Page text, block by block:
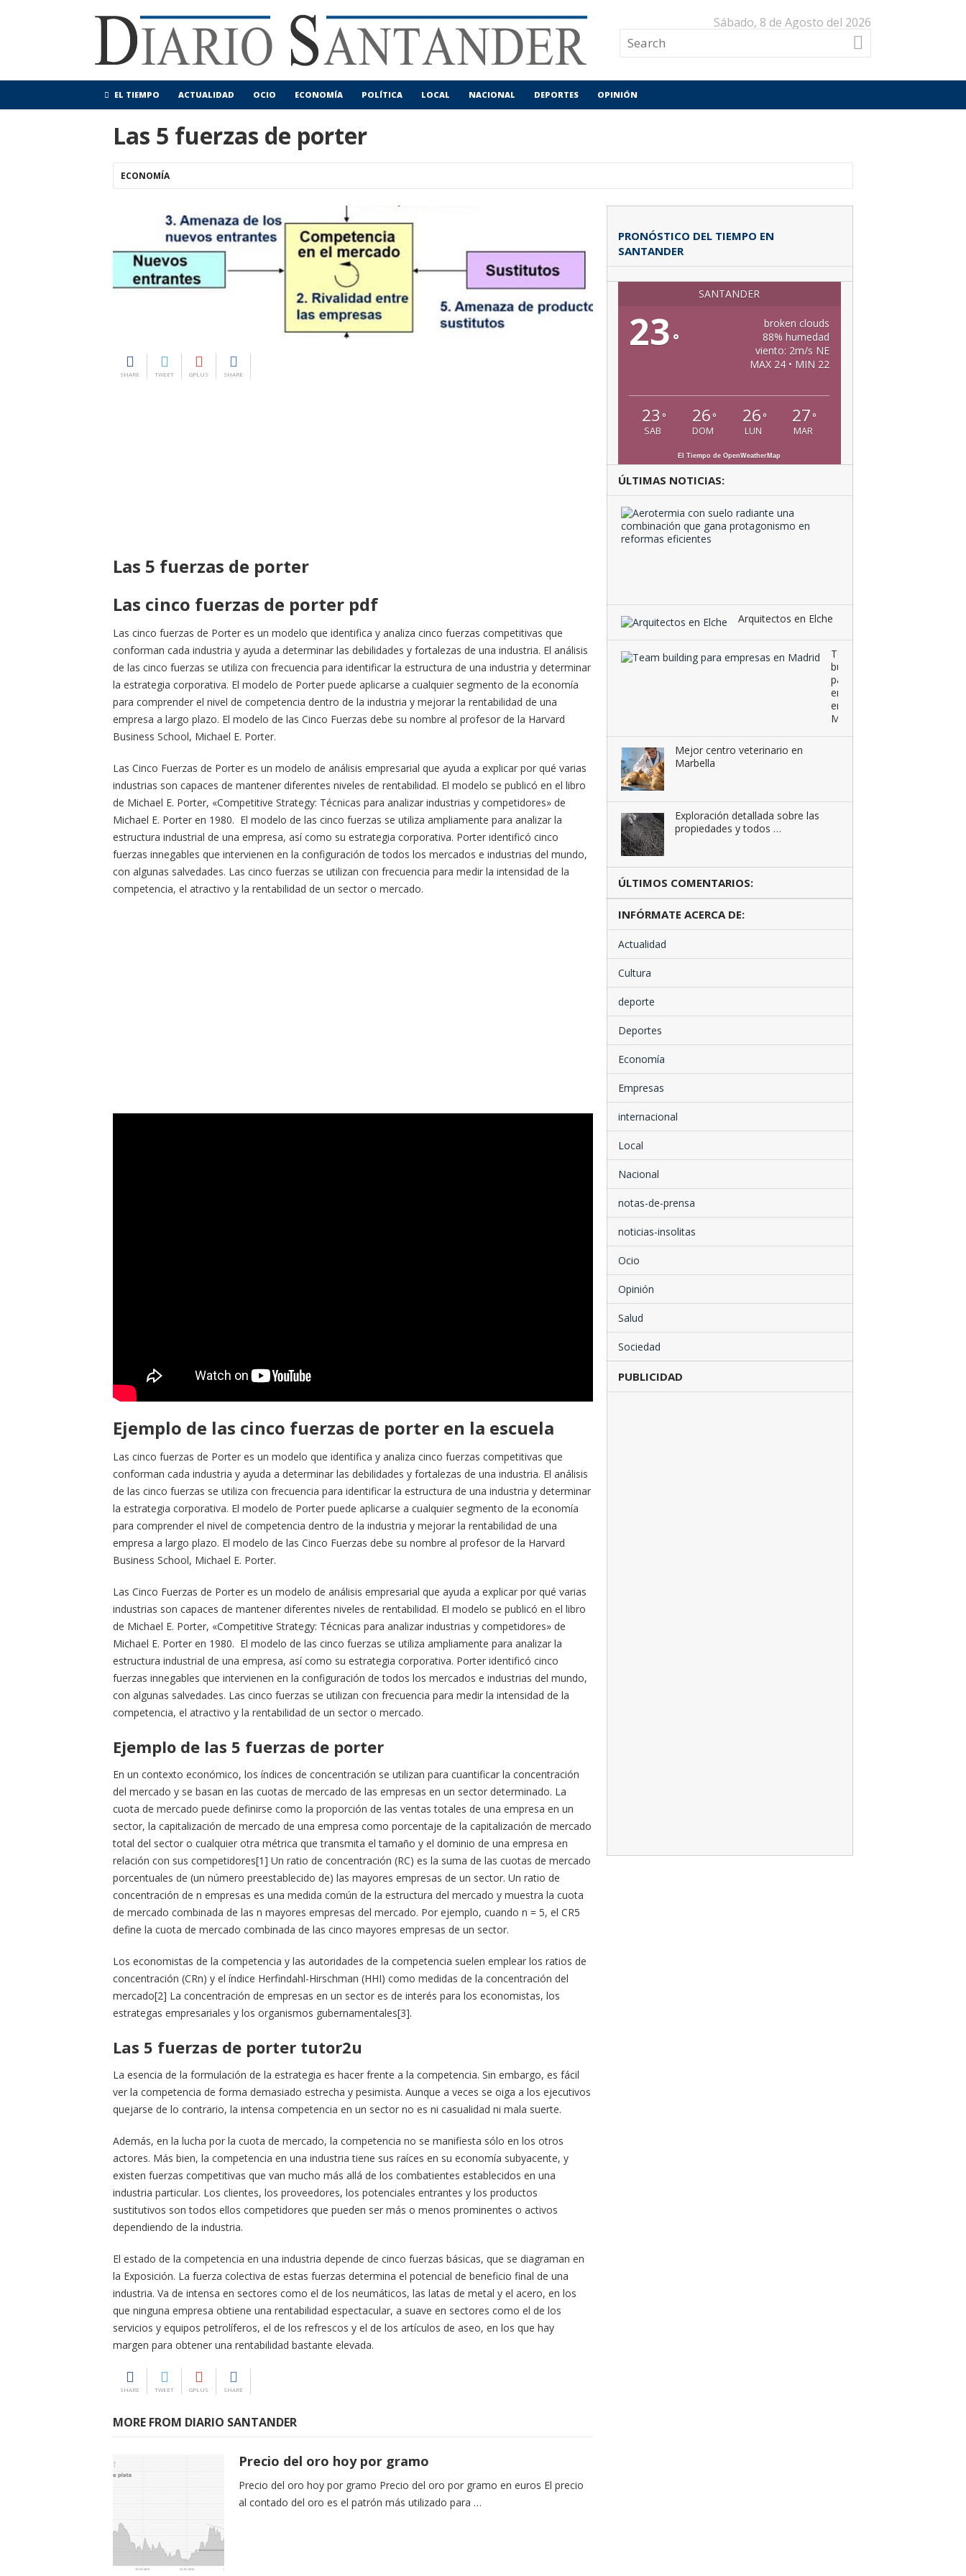
Sábado, 8 de Agosto del 2026
EL TIEMPO ACTUALIDAD OCIO ECONOMÍA POLÍTICA LOCAL NACIONAL DEPORTES OPINIÓN
Las 5 fuerzas de porter
ECONOMÍA
SHARE TWEET GPLUS SHARE
Las 5 fuerzas de porter
Las cinco fuerzas de porter pdf
Las cinco fuerzas de Porter es un modelo que identifica y analiza cinco fuerzas competitivas que
conforman cada industria y ayuda a determinar las debilidades y fortalezas de una industria. El análisis
de las cinco fuerzas se utiliza con frecuencia para identificar la estructura de una industria y determinar
la estrategia corporativa. El modelo de Porter puede aplicarse a cualquier segmento de la economía
para comprender el nivel de competencia dentro de la industria y mejorar la rentabilidad de una
empresa a largo plazo. El modelo de las Cinco Fuerzas debe su nombre al profesor de la Harvard
Business School, Michael E. Porter.
Las Cinco Fuerzas de Porter es un modelo de análisis empresarial que ayuda a explicar por qué varias
industrias son capaces de mantener diferentes niveles de rentabilidad. El modelo se publicó en el libro
de Michael E. Porter, «Competitive Strategy: Técnicas para analizar industrias y competidores» de
Michael E. Porter en 1980. El modelo de las cinco fuerzas se utiliza ampliamente para analizar la
estructura industrial de una empresa, así como su estrategia corporativa. Porter identificó cinco
fuerzas innegables que intervienen en la configuración de todos los mercados e industrias del mundo,
con algunas salvedades. Las cinco fuerzas se utilizan con frecuencia para medir la intensidad de la
competencia, el atractivo y la rentabilidad de un sector o mercado.
Ejemplo de las cinco fuerzas de porter en la escuela
Las cinco fuerzas de Porter es un modelo que identifica y analiza cinco fuerzas competitivas que
conforman cada industria y ayuda a determinar las debilidades y fortalezas de una industria. El análisis
de las cinco fuerzas se utiliza con frecuencia para identificar la estructura de una industria y determinar
la estrategia corporativa. El modelo de Porter puede aplicarse a cualquier segmento de la economía
para comprender el nivel de competencia dentro de la industria y mejorar la rentabilidad de una
empresa a largo plazo. El modelo de las Cinco Fuerzas debe su nombre al profesor de la Harvard
Business School, Michael E. Porter.
Las Cinco Fuerzas de Porter es un modelo de análisis empresarial que ayuda a explicar por qué varias
industrias son capaces de mantener diferentes niveles de rentabilidad. El modelo se publicó en el libro
de Michael E. Porter, «Competitive Strategy: Técnicas para analizar industrias y competidores» de
Michael E. Porter en 1980. El modelo de las cinco fuerzas se utiliza ampliamente para analizar la
estructura industrial de una empresa, así como su estrategia corporativa. Porter identificó cinco
fuerzas innegables que intervienen en la configuración de todos los mercados e industrias del mundo,
con algunas salvedades. Las cinco fuerzas se utilizan con frecuencia para medir la intensidad de la
competencia, el atractivo y la rentabilidad de un sector o mercado.
Ejemplo de las 5 fuerzas de porter
En un contexto económico, los índices de concentración se utilizan para cuantificar la concentración
del mercado y se basan en las cuotas de mercado de las empresas en un sector determinado. La
cuota de mercado puede definirse como la proporción de las ventas totales de una empresa en un
sector, la capitalización de mercado de una empresa como porcentaje de la capitalización de mercado
total del sector o cualquier otra métrica que transmita el tamaño y el dominio de una empresa en
relación con sus competidores[1] Un ratio de concentración (RC) es la suma de las cuotas de mercado
porcentuales de (un número preestablecido de) las mayores empresas de un sector. Un ratio de
concentración de n empresas es una medida común de la estructura del mercado y muestra la cuota
de mercado combinada de las n mayores empresas del mercado. Por ejemplo, cuando n = 5, el CR5
define la cuota de mercado combinada de las cinco mayores empresas de un sector.
Los economistas de la competencia y las autoridades de la competencia suelen emplear los ratios de
concentración (CRn) y el índice Herfindahl-Hirschman (HHI) como medidas de la concentración del
mercado[2] La concentración de empresas en un sector es de interés para los economistas, los
estrategas empresariales y los organismos gubernamentales[3].
Las 5 fuerzas de porter tutor2u
La esencia de la formulación de la estrategia es hacer frente a la competencia. Sin embargo, es fácil
ver la competencia de forma demasiado estrecha y pesimista. Aunque a veces se oiga a los ejecutivos
quejarse de lo contrario, la intensa competencia en un sector no es ni casualidad ni mala suerte.
Además, en la lucha por la cuota de mercado, la competencia no se manifiesta sólo en los otros
actores. Más bien, la competencia en una industria tiene sus raíces en su economía subyacente, y
existen fuerzas competitivas que van mucho más allá de los combatientes establecidos en una
industria particular. Los clientes, los proveedores, los potenciales entrantes y los productos
sustitutivos son todos ellos competidores que pueden ser más o menos prominentes o activos
dependiendo de la industria.
El estado de la competencia en una industria depende de cinco fuerzas básicas, que se diagraman en
la Exposición. La fuerza colectiva de estas fuerzas determina el potencial de beneficio final de una
industria. Va de intensa en sectores como el de los neumáticos, las latas de metal y el acero, en los
que ninguna empresa obtiene una rentabilidad espectacular, a suave en sectores como el de los
servicios y equipos petrolíferos, el de los refrescos y el de los artículos de aseo, en los que hay
margen para obtener una rentabilidad bastante elevada.
SHARE TWEET GPLUS SHARE
MORE FROM DIARIO SANTANDER
Precio del oro hoy por gramo
Precio del oro hoy por gramo Precio del oro por gramo en euros El precio
al contado del oro es el patrón más utilizado para …
PRONÓSTICO DEL TIEMPO EN
SANTANDER
SANTANDER
23 °
broken clouds
88% humedad
viento: 2m/s NE
MAX 24 • MIN 22
23 °
SAB
26 °
DOM
26 °
LUN
27 °
MAR
El Tiempo de OpenWeatherMap
ÚLTIMAS NOTICIAS:
Arquitectos en Elche
Team
building
para
empresas
en
Madrid
Mejor centro veterinario en
Marbella
Exploración detallada sobre las
propiedades y todos …
ÚLTIMOS COMENTARIOS:
INFÓRMATE ACERCA DE:
Actualidad
Cultura
deporte
Deportes
Economía
Empresas
internacional
Local
Nacional
notas-de-prensa
noticias-insolitas
Ocio
Opinión
Salud
Sociedad
PUBLICIDAD